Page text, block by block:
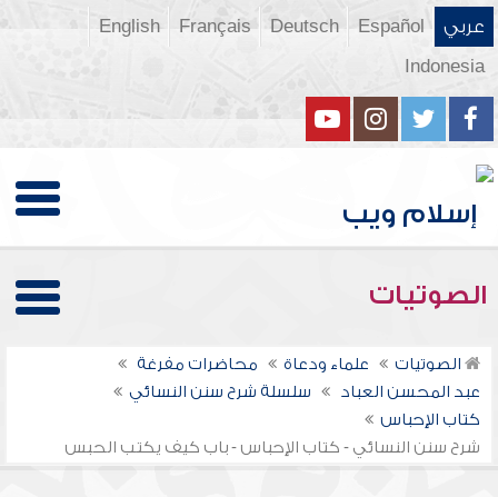
عربي Español
Deutsch
Français
English
Indonesia
الصوتيات
الصوتيات علماء ودعاة
محاضرات مفرغة
عبد المحسن العباد
سلسلة شرح سنن النسائي
كتاب الإحباس
شرح سنن النسائي - كتاب الإحباس - باب كيف يكتب الحبس